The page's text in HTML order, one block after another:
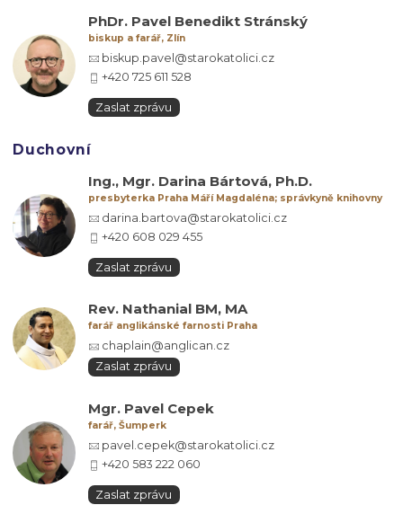
PhDr. Pavel Benedikt Stránský
biskup a farář, Zlín
biskup.pavel@starokatolici.cz
+420 725 611 528
Zaslat zprávu
Duchovní
Ing., Mgr. Darina Bártová, Ph.D.
presbyterka Praha Máří Magdaléna; správkyně knihovny
darina.bartova@starokatolici.cz
+420 608 029 455
Zaslat zprávu
Rev. Nathanial BM, MA
farář anglikánské farnosti Praha
chaplain@anglican.cz
Zaslat zprávu
Mgr. Pavel Cepek
farář, Šumperk
pavel.cepek@starokatolici.cz
+420 583 222 060
Zaslat zprávu